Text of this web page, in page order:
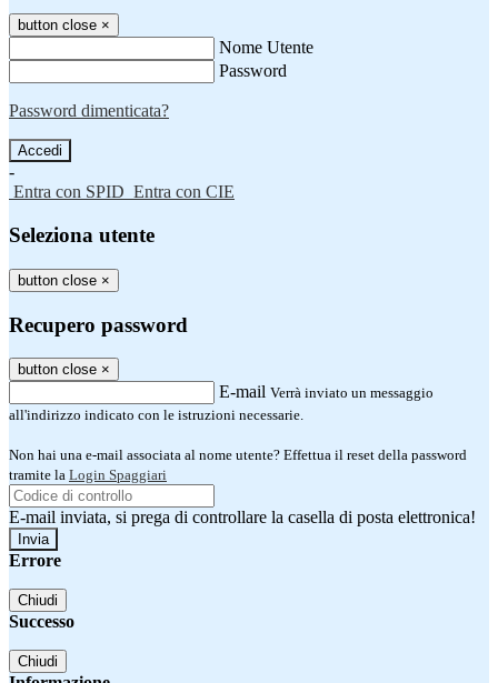
button close ×
Nome Utente
Password
Password dimenticata?
-
Entra con SPID Entra con CIE
Seleziona utente
button close ×
Recupero password
button close ×
E-mail Verrà inviato un messaggio
all'indirizzo indicato con le istruzioni necessarie.
Non hai una e-mail associata al nome utente? Effettua il reset della password
tramite la Login Spaggiari
E-mail inviata, si prega di controllare la casella di posta elettronica!
Errore
Chiudi
Successo
Chiudi